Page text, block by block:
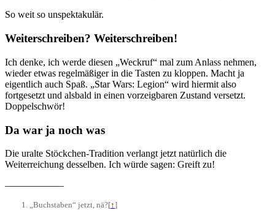
So weit so unspektakulär.
Weiterschreiben? Weiterschreiben!
Ich denke, ich werde diesen „Weckruf“ mal zum Anlass nehmen,
wieder etwas regelmäßiger in die Tasten zu kloppen. Macht ja
eigentlich auch Spaß. „Star Wars: Legion“ wird hiermit also
fortgesetzt und alsbald in einen vorzeigbaren Zustand versetzt.
Doppelschwör!
Da war ja noch was
Die uralte Stöckchen-Tradition verlangt jetzt natürlich die
Weiterreichung desselben. Ich würde sagen: Greift zu!
––––––––––––
„Buchstaben“ jetzt, nä?[↑]